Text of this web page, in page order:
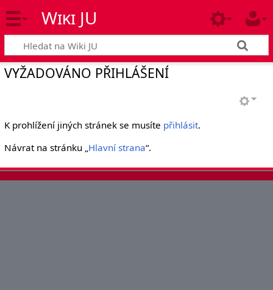
Wiki JU
VYŽADOVÁNO PŘIHLÁŠENÍ
K prohlížení jiných stránek se musíte přihlásit.
Návrat na stránku „Hlavní strana“.